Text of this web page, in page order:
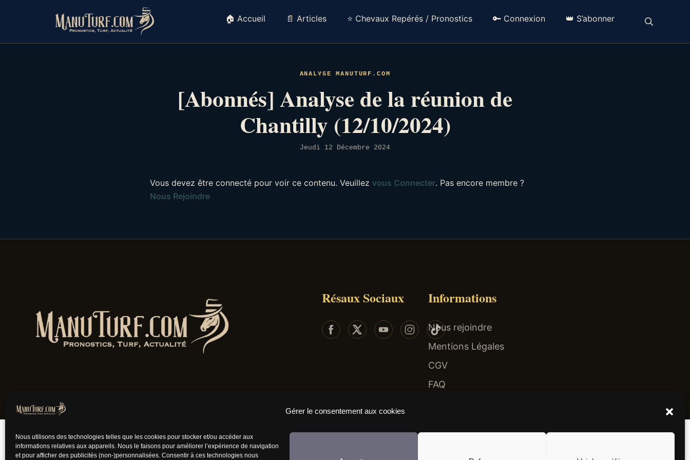
Gérer le consentement aux cookies
Nous utilisons des technologies telles que les cookies pour stocker et/ou accéder aux
informations relatives aux appareils. Nous le faisons pour améliorer l’expérience de navigation
et pour afficher des publicités (non-)personnalisées. Consentir à ces technologies nous
🏠 Accueil 📄 Articles ⭐ Chevaux Repérés / Pronostics 🔑 Connexion 👑 S’abonner
ANALYSE MANUTURF.COM
[Abonnés] Analyse de la réunion de
Chantilly (12/10/2024)
Jeudi 12 Décembre 2024
Vous devez être connecté pour voir ce contenu. Veuillez vous Connecter. Pas encore membre ?
Nous Rejoindre
Résaux Sociaux Informations
Nous rejoindre
Mentions Légales
CGV
FAQ